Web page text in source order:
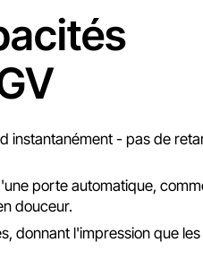
instantanément - pas de
porte automatique,
douceur.
donnant l'impression que